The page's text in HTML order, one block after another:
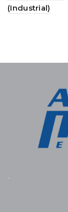
(Industrial)
.